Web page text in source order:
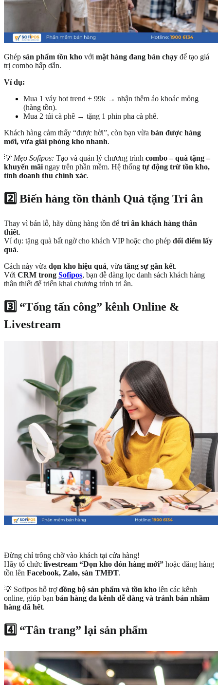
Ghép sản phẩm tồn kho với mặt hàng đang bán chạy để tạo giá
trị combo hấp dẫn.
Ví dụ:
Mua 1 váy hot trend + 99k → nhận thêm áo khoác mỏng
(hàng tồn).
Mua 2 túi cà phê → tặng 1 phin pha cà phê.
Khách hàng cảm thấy “được hời”, còn bạn vừa bán được hàng
mới, vừa giải phóng kho nhanh.
💡 Mẹo Sofipos: Tạo và quản lý chương trình combo – quà tặng –
khuyến mãi ngay trên phần mềm. Hệ thống tự động trừ tồn kho,
tính doanh thu chính xác.
2️⃣ Biến hàng tồn thành Quà tặng Tri ân
Thay vì bán lỗ, hãy dùng hàng tồn để tri ân khách hàng thân
thiết.
Ví dụ: tặng quà bất ngờ cho khách VIP hoặc cho phép đổi điểm lấy
quà.
Cách này vừa dọn kho hiệu quả, vừa tăng sự gắn kết.
Với CRM trong Sofipos, bạn dễ dàng lọc danh sách khách hàng
thân thiết để triển khai chương trình tri ân.
3️⃣ “Tổng tấn công” kênh Online &
Livestream
Đừng chỉ trông chờ vào khách tại cửa hàng!
Hãy tổ chức livestream “Dọn kho đón hàng mới” hoặc đăng hàng
tồn lên Facebook, Zalo, sàn TMĐT.
💡 Sofipos hỗ trợđồng bộ sản phẩm và tồn kho lên các kênh
online, giúp bạn bán hàng đa kênh dễ dàng và tránh bán nhầm
hàng đã hết.
4️⃣ “Tân trang” lại sản phẩm